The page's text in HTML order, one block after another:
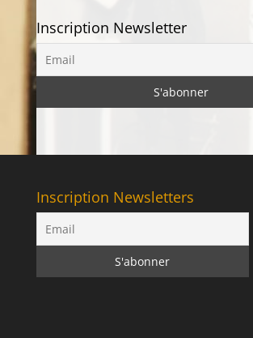
Inscription Newsletter
Inscription Newsletters